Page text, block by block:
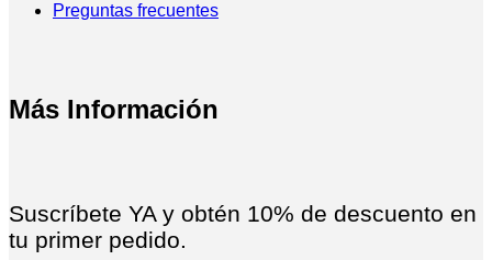
Preguntas frecuentes
Más Información
Suscríbete YA y obtén 10% de descuento en
tu primer pedido.